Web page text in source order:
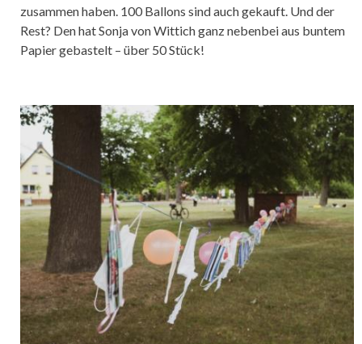
zusammen haben. 100 Ballons sind auch gekauft. Und der
Rest? Den hat Sonja von Wittich ganz nebenbei aus buntem
Papier gebastelt – über 50 Stück!